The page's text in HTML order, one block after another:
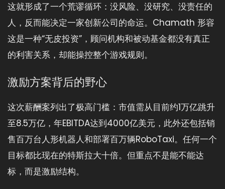
这就形成了一个荒谬循环：没风险、没研究、没责任的
人，反而能决定一家创新公司的命运。Chamath 形容
这是一种“无皮投资”，顾问机构和被动基金都没有真正
的利害关系，却能操控整个游戏规则。
激励方案背后的野心
这次薪酬案列出了极高门槛：市值需从目前约1万亿跳升
至8.5万亿，年EBITDA达到4000亿美元，此外还包括销
售百万台人形机器人和部署百万辆RoboTaxi。任何一个
目标都比现在的特斯拉大十倍。但重点不是能不能达
标，而是激励结构。